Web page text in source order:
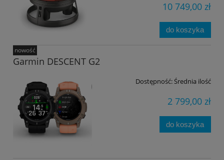
10 749,00 zł
do koszyka
Garmin DESCENT G2
Dostępność:Średnia ilość
2 799,00 zł
do koszyka
nowość